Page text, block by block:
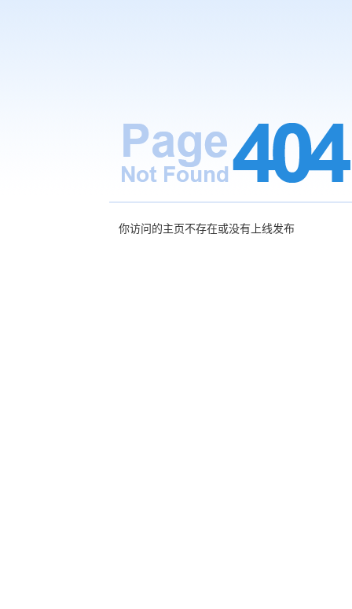
你访问的主页不存在或没有上线发布